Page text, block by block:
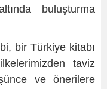
buluşturma
bir Türkiye kitabı
taviz
ve önerilere